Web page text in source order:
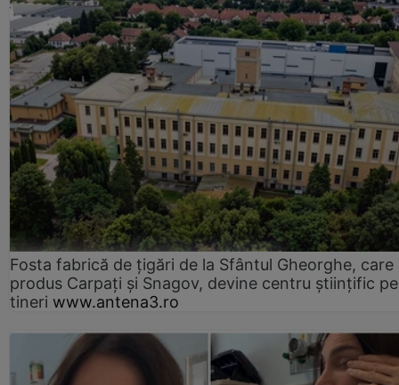
Fosta fabrică de țigări de la Sfântul Gheorghe, care
produs Carpați și Snagov, devine centru științific
tineri www.antena3.ro